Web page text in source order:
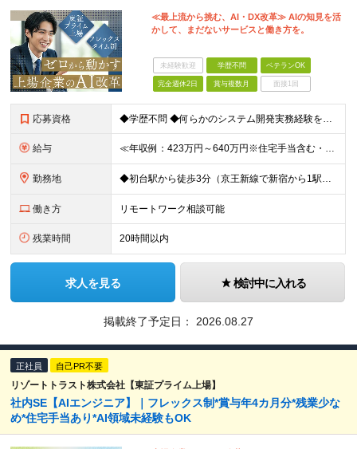
≪最上流から挑む、AI・DX改革≫ AIの知見を活
かして、まだないサービスと働き方を。
未経験歓迎 学歴不問 ベテランOK
完全週休2日 賞与複数月 面接1回
応募資格 ◆学歴不問 ◆何らかのシステム開発実務経験をお持ちの方 （目安2年以上／開発言語や担当工程は不問です） ※AI分野における開発業務の経験・知見をお持ちの方は歓迎いたします！ ＜このような方をお待ちし
給与 ≪年収例：423万円～640万円※住宅手当含む・残業代除く≫ ◆賞与年4カ月分支給 ※昨年度実績 ◆住宅手当・退職金制度・持株会など各種制度や手当が充実！ 月給24万800円～37万8,050円＋賞
勤務地 ◆初台駅から徒歩3分（京王新線で新宿から1駅！） ◆リモートワーク／フリーアドレス制度あり ◆出張転勤なし 【リゾートトラスト 東京本社】 東京都渋谷区代々木4-36-19 リゾートトラスト東京ビル
働き方 リモートワーク相談可能
残業時間 20時間以内
求人を見る 検討中に入れる
掲載終了予定日： 2026.08.27
正社員 自己PR不要
リゾートトラスト株式会社【東証プライム上場】
社内SE【AIエンジニア】｜フレックス制*賞与年4カ月分*残業少な
め*住宅手当あり*AI領域未経験もOK